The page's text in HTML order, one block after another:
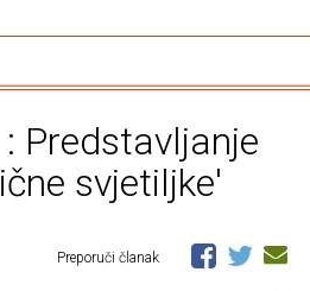
Predstavljanje
svjetiljke'
Preporuči članak